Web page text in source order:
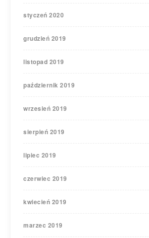
styczeń 2020
grudzień 2019
listopad 2019
październik 2019
wrzesień 2019
sierpień 2019
lipiec 2019
czerwiec 2019
kwiecień 2019
marzec 2019